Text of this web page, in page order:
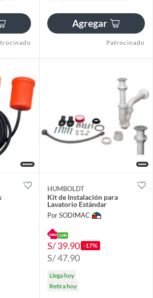
Agregar
Patrocinado
HUMBOLDT
Kit de Instalación para
Lavatorio Estándar
Por SODIMAC
S/ 39.90 -17%
S/ 47.90
Llega hoy
Retira hoy